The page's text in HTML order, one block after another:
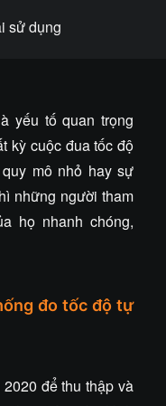
sử dụng
yếu tố quan trọng
kỳ cuộc đua tốc độ
mô nhỏ hay sự
những người tham
họ nhanh chóng,
đo tốc độ tự
để thu thập và